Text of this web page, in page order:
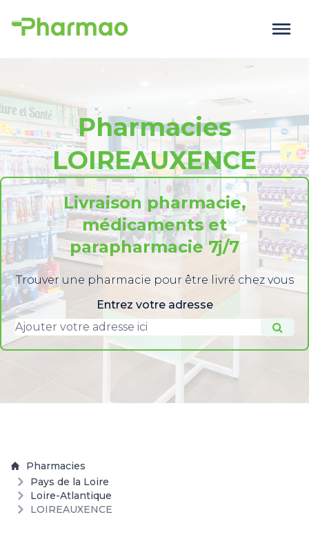
Pharmacies
LOIREAUXENCE
Livraison pharmacie,
médicaments et
parapharmacie 7j/7
Trouver une pharmacie pour être livré chez vous
Entrez votre adresse
Pharmacies
Pays de la Loire
Loire-Atlantique
LOIREAUXENCE